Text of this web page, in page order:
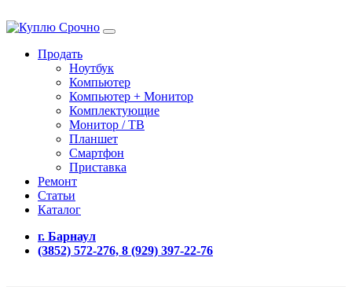
Продать
Ноутбук
Компьютер
Компьютер + Монитор
Комплектующие
Монитор / ТВ
Планшет
Смартфон
Приставка
Ремонт
Статьи
Каталог
г. Барнаул
(3852) 572-276, 8 (929) 397-22-76